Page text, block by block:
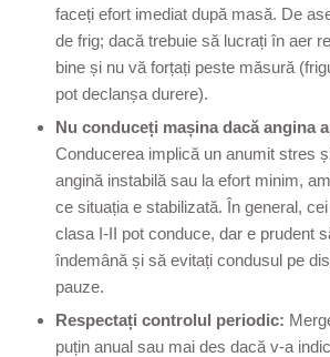
faceți efort imediat după masă. De
de frig; dacă trebuie să lucrați în aer
bine și nu vă forțați peste măsură
pot declanșa durere).
Nu conduceți mașina dacă angina
Conducerea implică un anumit stres
angină instabilă sau la efort minim,
ce situația e stabilizată. În general,
clasa I-II pot conduce, dar e prudent
îndemână și să evitați condusul pe
pauze.
Respectați controlul periodic:
puțin anual sau mai des dacă v-a